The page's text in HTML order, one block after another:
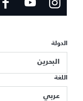
الدولة
البحرين
اللغة
عربي